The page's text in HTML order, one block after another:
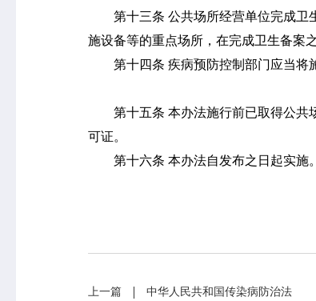
科研工作
第十三条 公共场所经营单位完成卫
施设备等的重点场所，在完成卫生备案
第十四条 疾病预防控制部门应当将
第十五条 本办法施行前已取得公共
可证。
第十六条 本办法自发布之日起实施。
上一篇 中华人民共和国传染病防治法